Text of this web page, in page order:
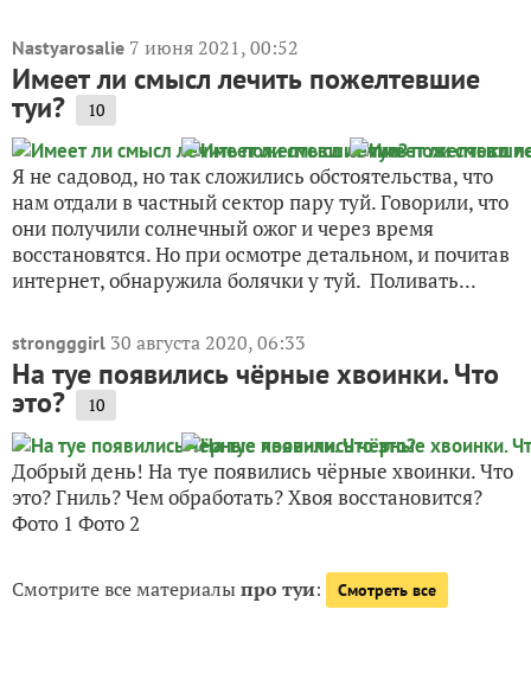
Nastyarosalie 7 июня 2021, 00:52
Имеет ли смысл лечить пожелтевшие
туи? 10
Я не садовод, но так сложились обстоятельства, что
нам отдали в частный сектор пару туй. Говорили, что
они получили солнечный ожог и через время
восстановятся. Но при осмотре детальном, и почитав
интернет, обнаружила болячки у туй. Поливать...
strongggirl 30 августа 2020, 06:33
На туе появились чёрные хвоинки. Что
это? 10
Добрый день! На туе появились чёрные хвоинки. Что
это? Гниль? Чем обработать? Хвоя восстановится?
Фото 1 Фото 2
Смотрите все материалыпро туи: Смотреть все